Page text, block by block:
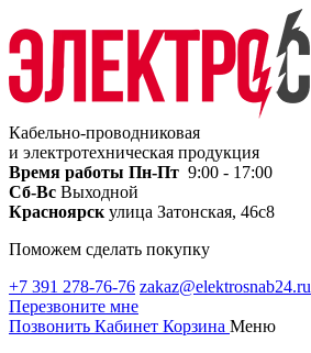
Кабельно-проводниковая
и электротехническая продукция
Время работы Пн-Пт 9:00 - 17:00
Сб-Вс Выходной
Красноярск улица Затонская, 46с8
Поможем сделать покупку
+7 391 278-76-76 zakaz@elektrosnab24.ru
Перезвоните мне
Позвонить Кабинет Корзина Меню